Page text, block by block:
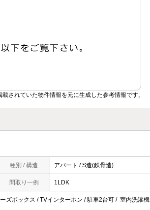
されていた物件情報を元に生成した参考情報です。
種別 / 構造 アパート / S造(鉄骨造)
間取り一例 1LDK
ズボックス / TVインターホン / 駐車2台可 / 室内洗濯機